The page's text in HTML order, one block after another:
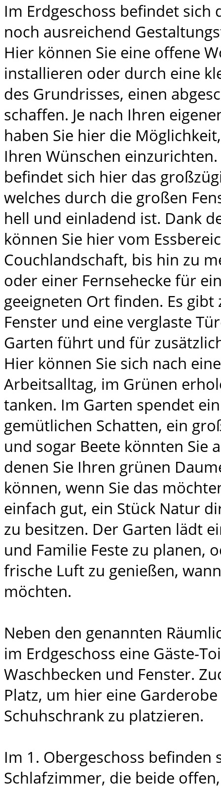
Im Erdgeschoss befindet sich
noch ausreichend
Hier können Sie eine offene
installieren oder durch eine
des Grundrisses, einen
schaffen. Je nach Ihren
haben Sie hier die
Ihren Wünschen
befindet sich hier das
welches durch die großen
hell und einladend ist. Dank
können Sie hier vom
Couchlandschaft, bis hin zu
oder einer Fernsehecke für
geeigneten Ort finden. Es
Fenster und eine verglaste
Garten führt und für
Hier können Sie sich nach
Arbeitsalltag, im Grünen
tanken. Im Garten spendet
gemütlichen Schatten, ein
und sogar Beete könnten Sie
denen Sie Ihren grünen
können, wenn Sie das
einfach gut, ein Stück Natur
zu besitzen. Der Garten lädt
und Familie Feste zu planen,
frische Luft zu genießen,
möchten.
Neben den genannten
im Erdgeschoss eine Gäste-
Waschbecken und Fenster.
Platz, um hier eine
Schuhschrank zu platzieren.
Im 1. Obergeschoss befinden
Schlafzimmer, die beide